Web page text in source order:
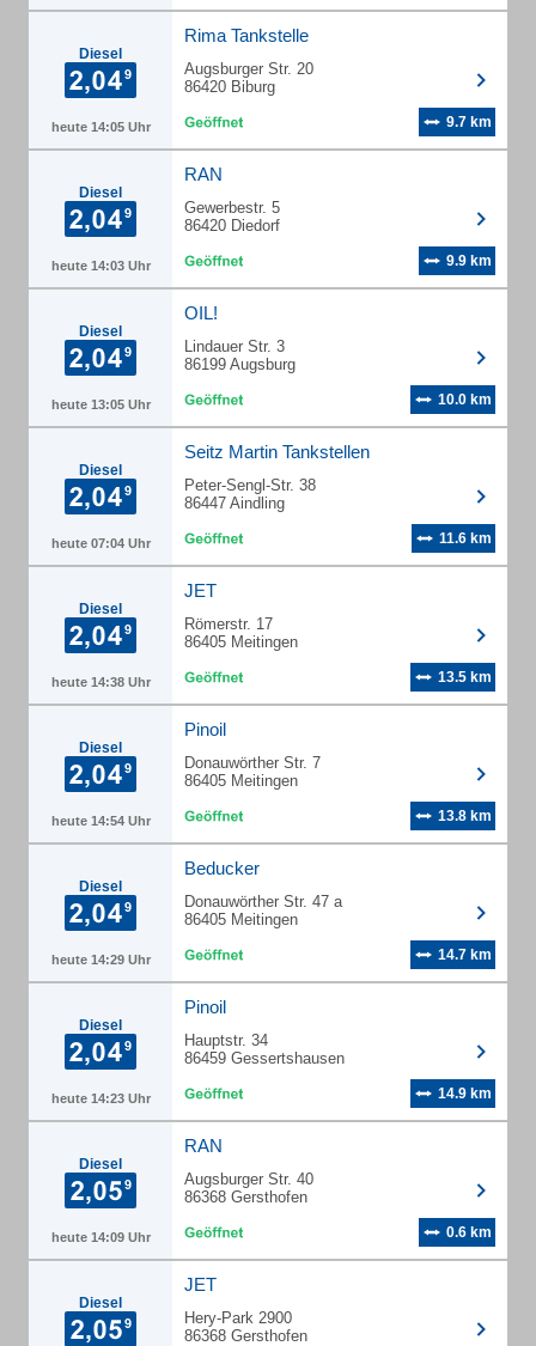
Diesel
heute 14:05 Uhr
Rima Tankstelle
Augsburger Str. 20
86420 Biburg
9.7 km
Diesel
heute 14:03 Uhr
RAN
Gewerbestr. 5
86420 Diedorf
9.9 km
Diesel
heute 13:05 Uhr
OIL!
Lindauer Str. 3
86199 Augsburg
10.0 km
Diesel
heute 07:04 Uhr
Seitz Martin Tankstellen
Peter-Sengl-Str. 38
86447 Aindling
11.6 km
Diesel
heute 14:38 Uhr
JET
Römerstr. 17
86405 Meitingen
13.5 km
Diesel
heute 14:54 Uhr
Pinoil
Donauwörther Str. 7
86405 Meitingen
13.8 km
Diesel
heute 14:29 Uhr
Beducker
Donauwörther Str. 47 a
86405 Meitingen
14.7 km
Diesel
heute 14:23 Uhr
Pinoil
Hauptstr. 34
86459 Gessertshausen
14.9 km
Diesel
heute 14:09 Uhr
RAN
Augsburger Str. 40
86368 Gersthofen
0.6 km
Diesel
JET
Hery-Park 2900
86368 Gersthofen